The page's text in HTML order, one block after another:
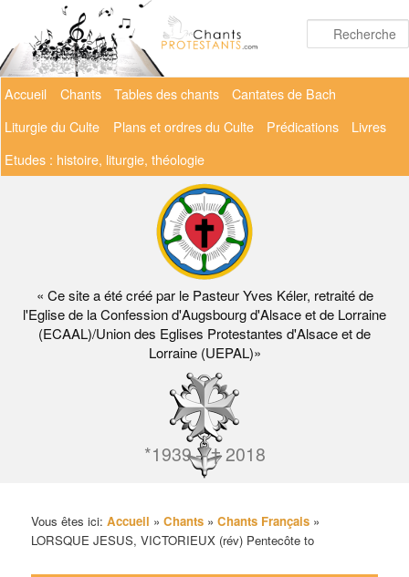
contenu
principal
« Ce site a été créé par le Pasteur Yves Kéler, retraité de
l'Eglise de la Confession d'Augsbourg d'Alsace et de Lorraine
(ECAAL)/Union des Eglises Protestantes d'Alsace et de
Lorraine (UEPAL)»
*1939 – † 2018
Menu
Accueil Chants Tables des chants
Cantates de Bach
Liturgie du Culte
Plans et ordres du Culte Prédications
Livres
Etudes : histoire, liturgie, théologie
Vous êtes ici:Accueil »Chants »Chants Français »
LORSQUE JESUS, VICTORIEUX (rév) Pentecôte to